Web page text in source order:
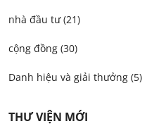
nhà đầu tư (21)
cộng đồng (30)
Danh hiệu và giải thưởng (5)
THƯ VIỆN MỚI